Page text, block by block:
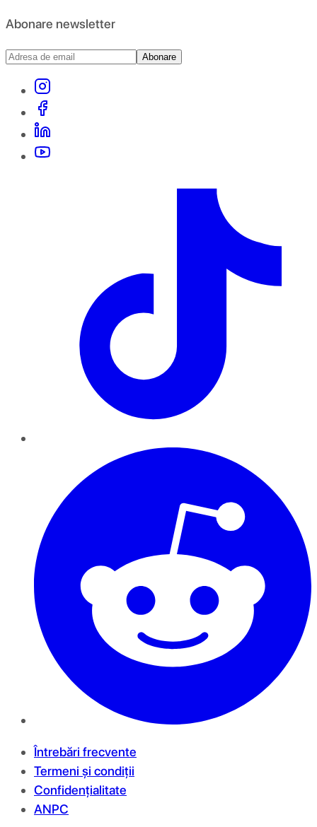
Abonare newsletter
Abonare
Întrebări frecvente
Termeni și condiții
Confidențialitate
ANPC